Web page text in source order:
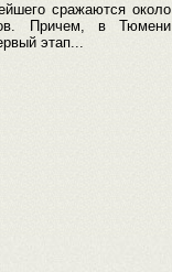
сражаются около
Причем, в Тюмени
этап...